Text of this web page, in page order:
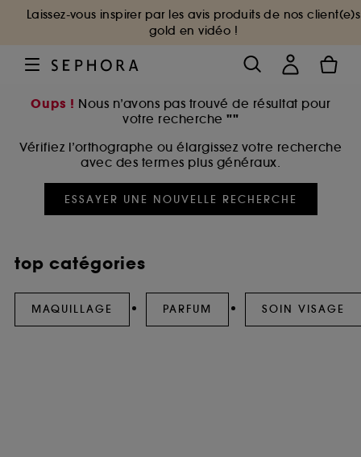
Laissez-vous inspirer par les avis produits de nos client(e)s
gold en vidéo !
Oups ! Nous n’avons pas trouvé de résultat pour
votre recherche ""
Vérifiez l’orthographe ou élargissez votre recherche
avec des termes plus généraux.
ESSAYER UNE NOUVELLE RECHERCHE
top catégories
MAQUILLAGE PARFUM SOIN VISAGE